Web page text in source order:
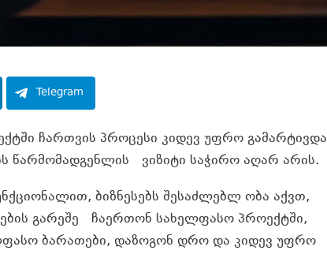
Telegram
ჩართვის პროცესი კიდევ უფრო გამარტივდა
წარმომადგენლის ვიზიტი საჭირო აღარ არის.
ბიზნესებს შესაძლებლ ობა აქვთ,
გარეშე ჩაერთონ სახელფასო პროექტში,
ბარათები, დაზოგონ დრო და კიდევ უფრო